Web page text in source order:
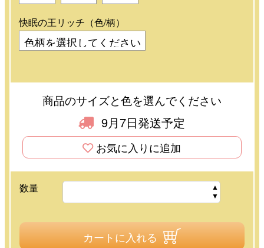
快眠の王リッチ（色/柄）
商品のサイズと色を選んでください
9月7日発送予定
お気に入りに追加
数量
カートに入れる